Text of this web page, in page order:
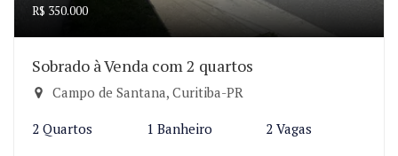
R$ 350.000
Sobrado à Venda com 2 quartos
Campo de Santana, Curitiba-PR
2 Quartos 1 Banheiro 2 Vagas